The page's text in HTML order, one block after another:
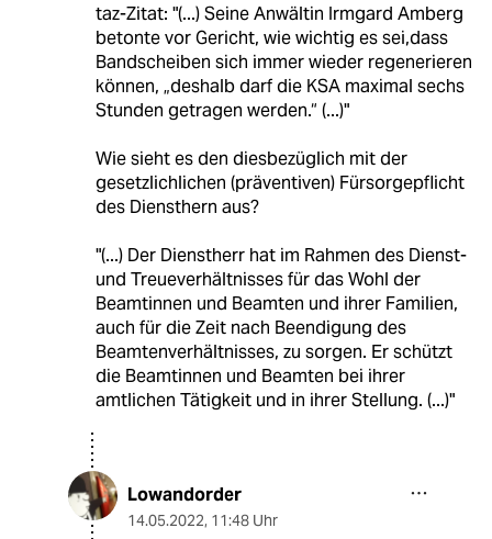
taz-Zitat: "(...) Seine Anwältin Irmgard Amberg
betonte vor Gericht, wie wichtig es sei,dass
Bandscheiben sich immer wieder regenerieren
können, „deshalb darf die KSA maximal sechs
Stunden getragen werden.“ (...)"
Wie sieht es den diesbezüglich mit der
gesetzlichlichen (präventiven) Fürsorgepflicht
des Diensthern aus?
"(...) Der Dienstherr hat im Rahmen des Dienst-
und Treueverhältnisses für das Wohl der
Beamtinnen und Beamten und ihrer Familien,
auch für die Zeit nach Beendigung des
Beamtenverhältnisses, zu sorgen. Er schützt
die Beamtinnen und Beamten bei ihrer
amtlichen Tätigkeit und in ihrer Stellung. (...)"
Lowandorder
14.05.2022, 11:48 Uhr